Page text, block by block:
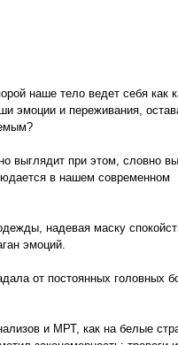
наше тело ведет себя как
эмоции и переживания,
выглядит при этом, словно
в нашем современном
надевая маску
эмоций.
от постоянных головных
и МРТ, как на белые